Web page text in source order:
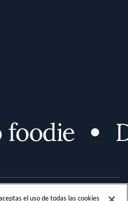
el uso de todas las cookies